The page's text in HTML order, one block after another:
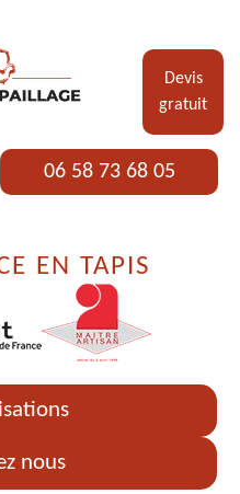
Devis
gratuit
06 58 73 68 05
EN TAPIS
nous